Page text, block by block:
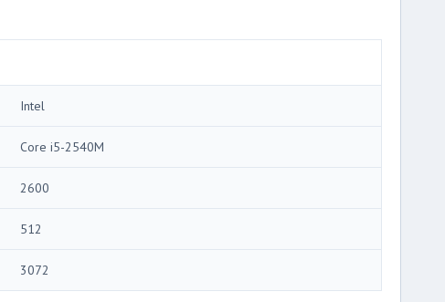
Intel
Core i5-2540M
2600
512
3072